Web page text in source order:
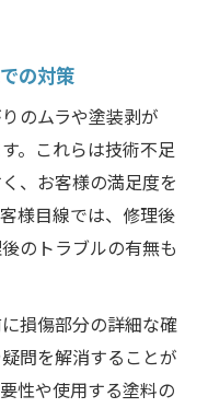
の対策
のムラや塗装剥が
。これらは技術不足
、お客様の満足度を
様目線では、修理後
のトラブルの有無も
損傷部分の詳細な確
問を解消することが
性や使用する塗料の